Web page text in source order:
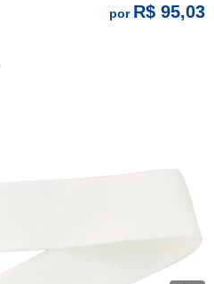
por R$ 95,03